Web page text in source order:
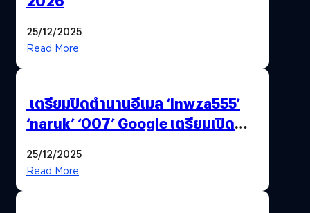
25/12/2025
Read More
เตรียมปิดตำนานอีเมล ‘lnwza555’
‘naruk’ ‘007’ Google เตรียมเปิด
25/12/2025
Read More